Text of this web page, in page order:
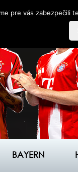
BAYERN
pre vás zabezpečili